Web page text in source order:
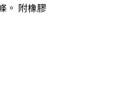
。 附橡膠